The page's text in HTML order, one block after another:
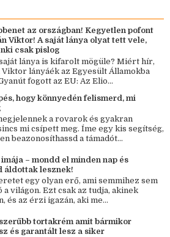
az országban! Kegyetlen pofont
Viktor! A saját lánya olyat tett vele,
csak pislog
lánya is kifarolt mögüle? Miért hír,
Viktor lányáék az Egyesült Államokba
fogott az EU: Az Elio...
hogy könnyedén felismerd, mi
a rovarok és gyakran
mi csípett meg. Íme egy kis segítség,
beazonosíthassd a támadót...
– mondd el minden nap és
áldottak lesznek!
egy olyan erő, ami semmihez sem
a világon. Ezt csak az tudja, akinek
és az érzi igazán, aki me...
tortakrém amit bármikor
és garantált lesz a siker